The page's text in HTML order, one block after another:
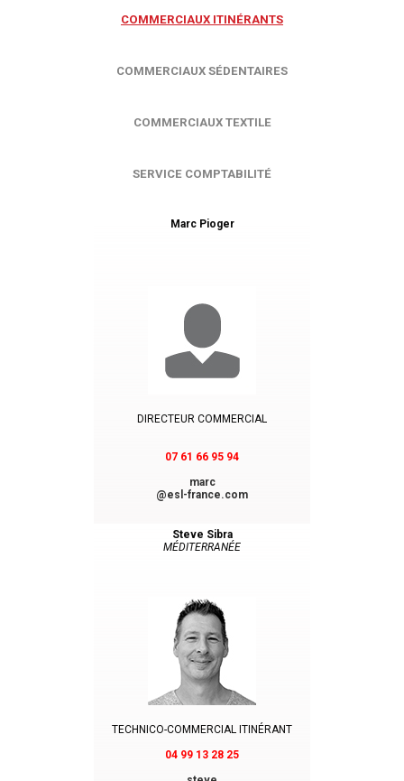
COMMERCIAUX ITINÉRANTS
COMMERCIAUX SÉDENTAIRES
COMMERCIAUX TEXTILE
SERVICE COMPTABILITÉ
Marc Pioger
DIRECTEUR COMMERCIAL
07 61 66 95 94
marc
@esl-france.com
Steve Sibra
MÉDITERRANÉE
TECHNICO-COMMERCIAL ITINÉRANT
04 99 13 28 25